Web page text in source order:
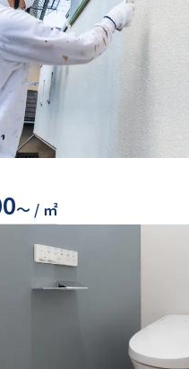
〜 / ㎡